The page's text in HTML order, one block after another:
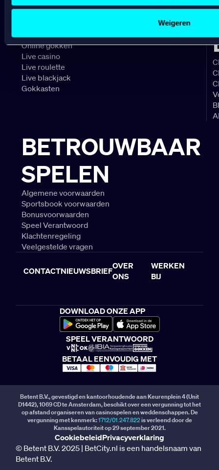
Sociale media functionaliteit.
Weigeren
CASINO
Online gokken
Live casino
Live roulette
Live blackjack
Gokkasten
BETROUWBAAR
SPELEN
Algemene voorwaarden
Sportsbook voorwaarden
Bonusvoorwaarden
Speel Verantwoord
Klachtenregeling
Veelgestelde vragen
CONTACTNIEUWSBRIEF
OVER
ONS
WERKEN
BIJ
DOWNLOAD ONZE APP
SPEEL VERANTWOORD
BETAAL EENVOUDIG MET
Betent B.V., gevestigd en kantoorhoudende aan Keurenplein 4 (Unit
D1442), 1069 CD te Amsterdam, beschikt over een vergunning tot het
op afstand organiseren van casinospelen en weddenschappen. De
vergunning met kenmerk:1712/01.247.822is verleend door de
Kansspelautoriteit op 29 september 2021.
CookiebeleidPrivacyverklaring
© Betent B.V. 2025 | BetCity.nl is een handelsnaam van
Betent B.V.